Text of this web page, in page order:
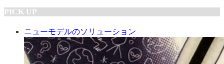
PICK UP
ニューモデルのソリューション